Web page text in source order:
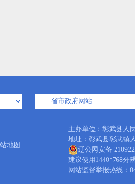
地图
主办单位：彰武县
地址：彰武县彰武
辽公网安备
建议使用1440*768分
网站监督举报热线：